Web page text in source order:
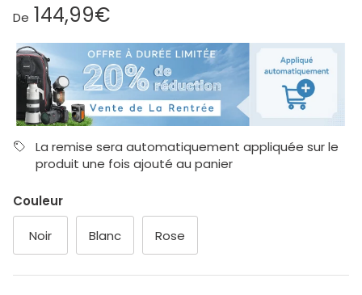
Prix habituel
De 144,99€
La remise sera automatiquement appliquée sur le
produit une fois ajouté au panier
Couleur
Noir Blanc Rose